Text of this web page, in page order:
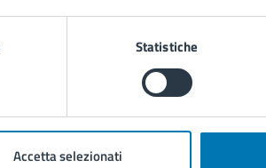
Statistiche
Accetta selezionati